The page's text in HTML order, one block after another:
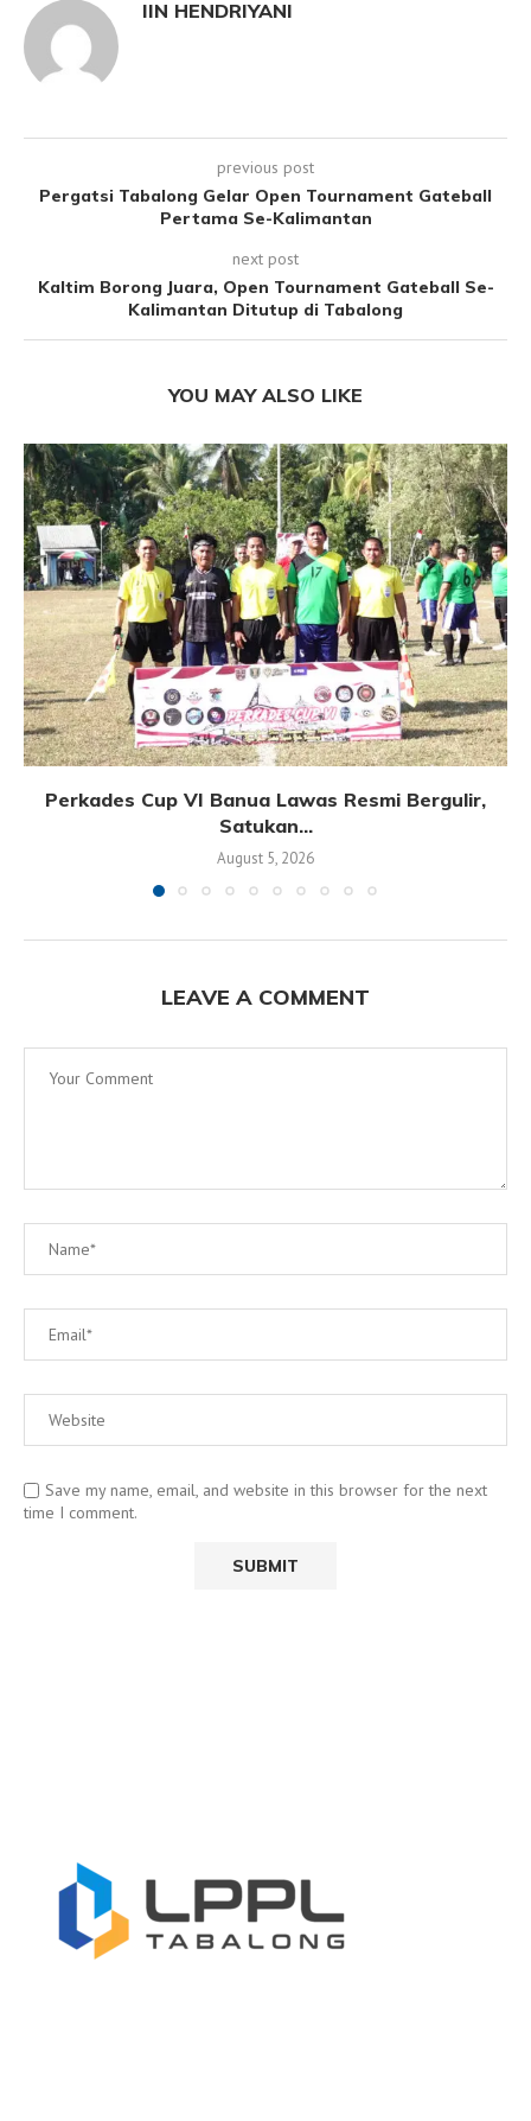
IIN HENDRIYANI
previous post
Pergatsi Tabalong Gelar Open Tournament Gateball
Pertama Se-Kalimantan
next post
Kaltim Borong Juara, Open Tournament Gateball Se-
Kalimantan Ditutup di Tabalong
YOU MAY ALSO LIKE
Perkades Cup VI Banua Lawas Resmi Bergulir,
Satukan...
August 5, 2026
LEAVE A COMMENT
Save my name, email, and website in this browser for the next
time I comment.